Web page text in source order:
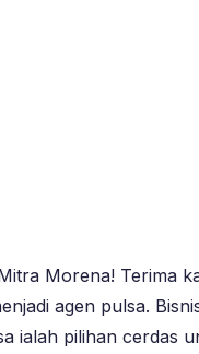
Morena! Terima
agen pulsa.
ialah pilihan